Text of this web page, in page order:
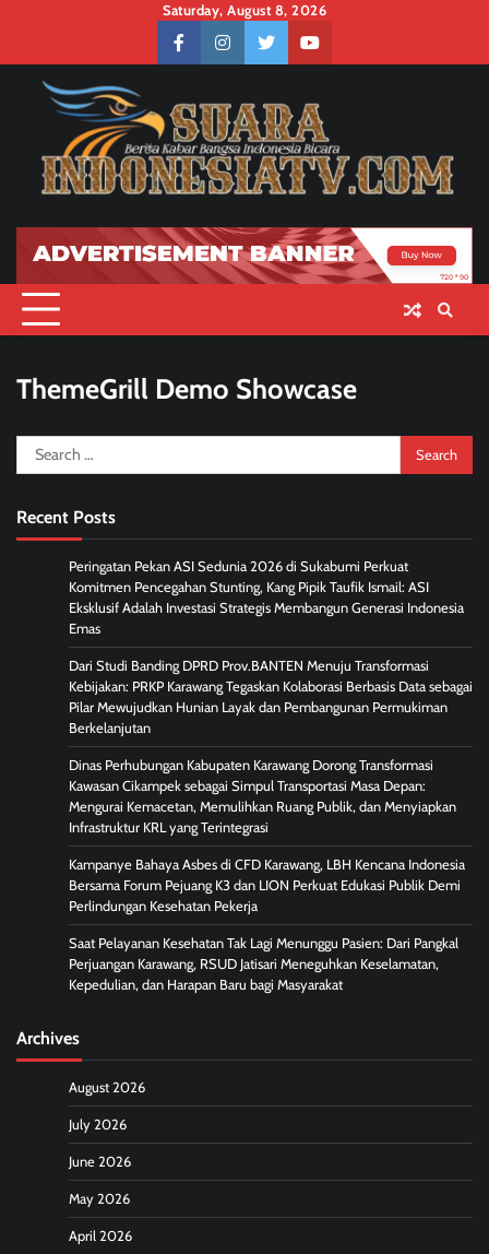
content
Saturday, August 8, 2026
facebookinstagramtwitteryoutube
ThemeGrill Demo Showcase
Search
for:
Recent Posts
Peringatan Pekan ASI Sedunia 2026 di Sukabumi Perkuat
Komitmen Pencegahan Stunting, Kang Pipik Taufik Ismail: ASI
Eksklusif Adalah Investasi Strategis Membangun Generasi Indonesia
Emas
Dari Studi Banding DPRD Prov.BANTEN Menuju Transformasi
Kebijakan: PRKP Karawang Tegaskan Kolaborasi Berbasis Data sebagai
Pilar Mewujudkan Hunian Layak dan Pembangunan Permukiman
Berkelanjutan
Dinas Perhubungan Kabupaten Karawang Dorong Transformasi
Kawasan Cikampek sebagai Simpul Transportasi Masa Depan:
Mengurai Kemacetan, Memulihkan Ruang Publik, dan Menyiapkan
Infrastruktur KRL yang Terintegrasi
Kampanye Bahaya Asbes di CFD Karawang, LBH Kencana Indonesia
Bersama Forum Pejuang K3 dan LION Perkuat Edukasi Publik Demi
Perlindungan Kesehatan Pekerja
Saat Pelayanan Kesehatan Tak Lagi Menunggu Pasien: Dari Pangkal
Perjuangan Karawang, RSUD Jatisari Meneguhkan Keselamatan,
Kepedulian, dan Harapan Baru bagi Masyarakat
Archives
August 2026
July 2026
June 2026
May 2026
April 2026